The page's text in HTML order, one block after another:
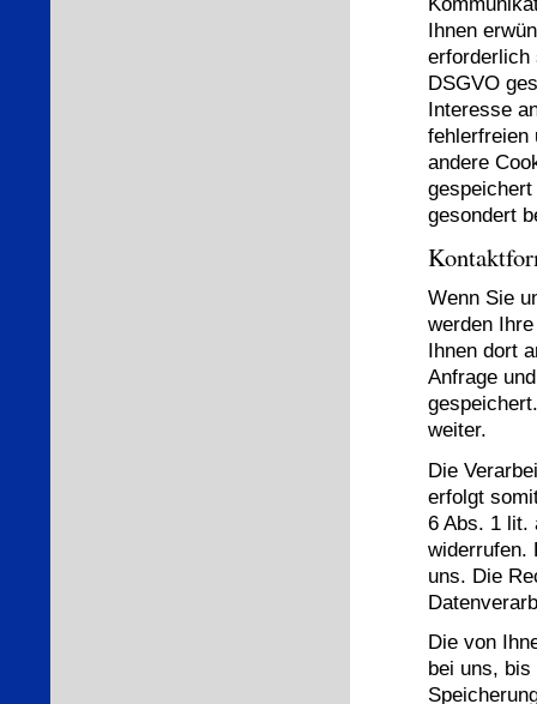
Ihnen
erforderlich
DSGVO
Interesse
fehlerfreien
andere
gesondert
Wenn Sie
werden
Ihnen dort
Anfrage
weiter.
Die
erfolgt
6 Abs. 1 lit.
widerrufen.
uns. Die
Die von
bei uns,